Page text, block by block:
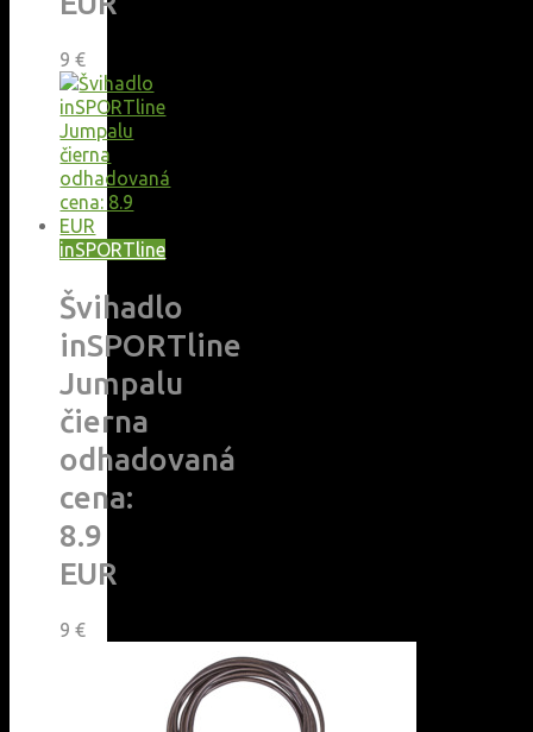
9€
inSPORTline
Švihadlo
inSPORTline
Jumpalu
čierna
odhadovaná
cena:
8.9
EUR
9€